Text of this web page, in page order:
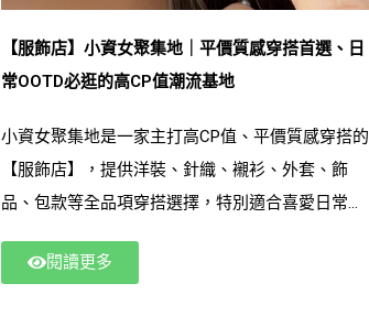
【服飾店】小資女聚集地｜平價質感穿搭首選、日
常OOTD必逛的高CP值潮流基地
小資女聚集地是一家主打高CP值、平價質感穿搭的
【服飾店】，提供洋裝、針織、襯衫、外套、飾
品、包款等全品項穿搭選擇，特別適合喜愛日常
速出貨、版型修飾與平易價格為核心理念，幫助顧
閱讀更多